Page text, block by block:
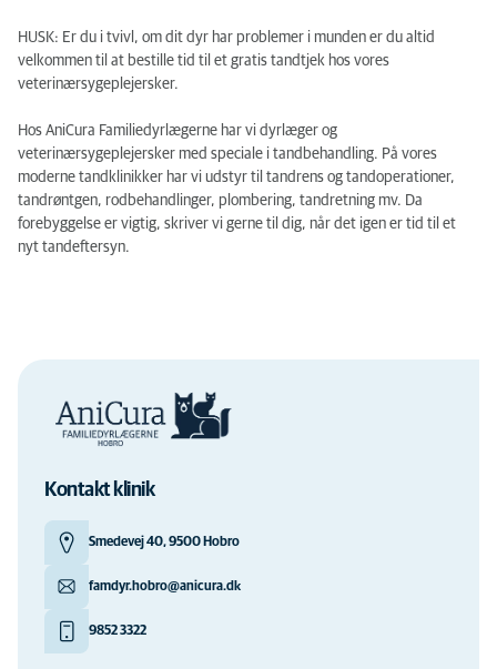
HUSK: Er du i tvivl, om dit dyr har problemer i munden er du altid
velkommen til at bestille tid til et gratis tandtjek hos vores
veterinærsygeplejersker.
Hos AniCura Familiedyrlægerne har vi dyrlæger og
veterinærsygeplejersker med speciale i tandbehandling. På vores
moderne tandklinikker har vi udstyr til tandrens og tandoperationer,
tandrøntgen, rodbehandlinger, plombering, tandretning mv. Da
forebyggelse er vigtig, skriver vi gerne til dig, når det igen er tid til et
nyt tandeftersyn.
Kontakt klinik
Smedevej 40, 9500 Hobro
famdyr.hobro@anicura.dk
9852 3322